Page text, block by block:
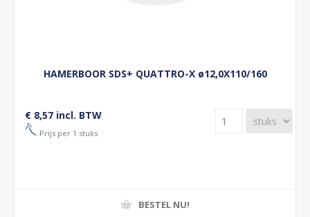
HAMERBOOR SDS+ QUATTRO-X ø12,0X110/160
€ 8,57 incl. BTW
Prijs per 1 stuks
BESTEL NU!